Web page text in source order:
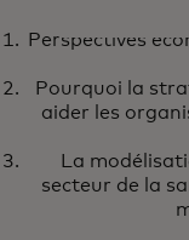
naviguer
En savoir
Perspectives
Pourquoi la
aider les
La
secteur de la